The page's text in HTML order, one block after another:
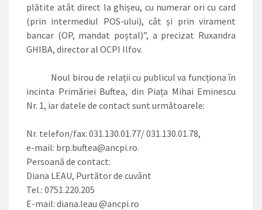
plătite atât direct la ghișeu, cu numerar ori cu card
(prin intermediul POS-ului), cât și prin virament
bancar (OP, mandat poștal)”, a precizat Ruxandra
GHIBA, director al OCPI Ilfov.
Noul birou de relații cu publicul va funcționa în
incinta Primăriei Buftea, din Piața Mihai Eminescu
Nr. 1, iar datele de contact sunt următoarele:
Nr. telefon/fax: 031.130.01.77/ 031.130.01.78,
e-mail: brp.buftea@ancpi.ro.
Persoană de contact:
Diana LEAU, Purtător de cuvânt
Tel.: 0751.220.205
E-mail: diana.leau @ancpi.ro